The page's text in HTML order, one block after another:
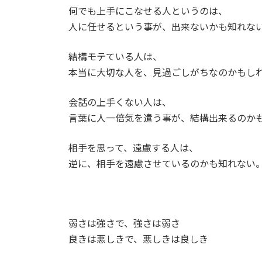
何でも上手にこなせる人というのは、
人に任せるという事が、出来ないかも知れない
結構モテている人は、
本当に大切な人を、見過ごしがちなのかもし
会話の上手くない人は、
言葉に人一倍気を遣う事が、結構出来るのか
相手を思って、遠慮する人は、
逆に、相手を遠慮させているのかも知れない。
弱さは強さで、強さは弱さ
良きは悪しきで、悪しきは良しき